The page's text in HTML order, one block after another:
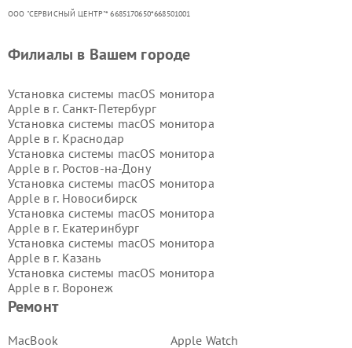
ООО "СЕРВИСНЫЙ ЦЕНТР"* 6685170650*668501001
Ремонт
MacBook Apple Watch
Филиалы в Вашем городе
Установка системы macOS монитора
Apple в г. Санкт-Петербург
Установка системы macOS монитора
Apple в г. Краснодар
Установка системы macOS монитора
Apple в г. Ростов-на-Дону
Установка системы macOS монитора
Apple в г. Новосибирск
Установка системы macOS монитора
Apple в г. Екатеринбург
Установка системы macOS монитора
Apple в г. Казань
Установка системы macOS монитора
Apple в г. Воронеж
Установка системы macOS монитора
Установка системы macOS монитора